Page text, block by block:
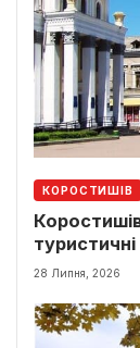
КОРОСТИШІВ
28 Липня, 2026